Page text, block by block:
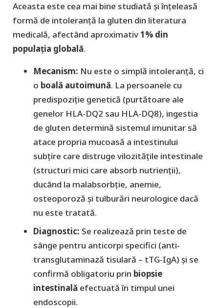
​Aceasta este cea mai bine studiată și înțeleasă
formă de intoleranță la gluten din literatura
medicală, afectând aproximativ1% din
populația globală.
Mecanism: Nu este o simplă intoleranță, ci
o boală autoimună. La persoanele cu
predispoziție genetică (purtătoare ale
genelor HLA-DQ2 sau HLA-DQ8), ingestia
de gluten determină sistemul imunitar să
atace propria mucoasă a intestinului
subțire care distruge vilozitățile intestinale
(structuri mici care absorb nutrienții),
ducând la malabsorbție, anemie,
osteoporoză și tulburări neurologice dacă
nu este tratată.
Diagnostic: Se realizează prin teste de
sânge pentru anticorpi specifici (anti-
transglutaminază tisulară – tTG-IgA) și se
confirmă obligatoriu prin biopsie
intestinală efectuată în timpul unei
endoscopii.